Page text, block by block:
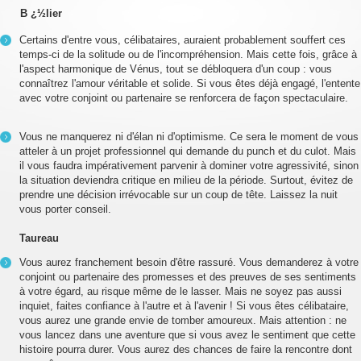
B ¿½lier
Certains d'entre vous, célibataires, auraient probablement souffert ces
temps-ci de la solitude ou de l'incompréhension. Mais cette fois, grâce à
l'aspect harmonique de Vénus, tout se débloquera d'un coup : vous
connaîtrez l'amour véritable et solide. Si vous êtes déjà engagé, l'entente
avec votre conjoint ou partenaire se renforcera de façon spectaculaire.
Vous ne manquerez ni d'élan ni d'optimisme. Ce sera le moment de vous
atteler à un projet professionnel qui demande du punch et du culot. Mais
il vous faudra impérativement parvenir à dominer votre agressivité, sinon
la situation deviendra critique en milieu de la période. Surtout, évitez de
prendre une décision irrévocable sur un coup de tête. Laissez la nuit
vous porter conseil.
Taureau
Vous aurez franchement besoin d'être rassuré. Vous demanderez à votre
conjoint ou partenaire des promesses et des preuves de ses sentiments
à votre égard, au risque même de le lasser. Mais ne soyez pas aussi
inquiet, faites confiance à l'autre et à l'avenir ! Si vous êtes célibataire,
vous aurez une grande envie de tomber amoureux. Mais attention : ne
vous lancez dans une aventure que si vous avez le sentiment que cette
histoire pourra durer. Vous aurez des chances de faire la rencontre dont